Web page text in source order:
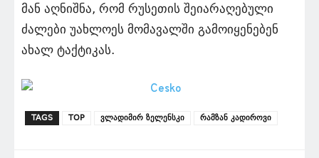
მან აღნიშნა, რომ რუსეთის შეიარაღებული
ძალები უახლოეს მომავალში გამოიყენებენ
ახალ ტაქტიკას.
TAGS TOP ვლადიმირ ზელენსკი რამზან კადიროვი